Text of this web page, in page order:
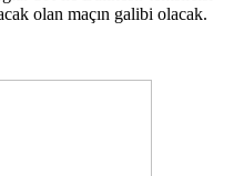
olan maçın galibi olacak.